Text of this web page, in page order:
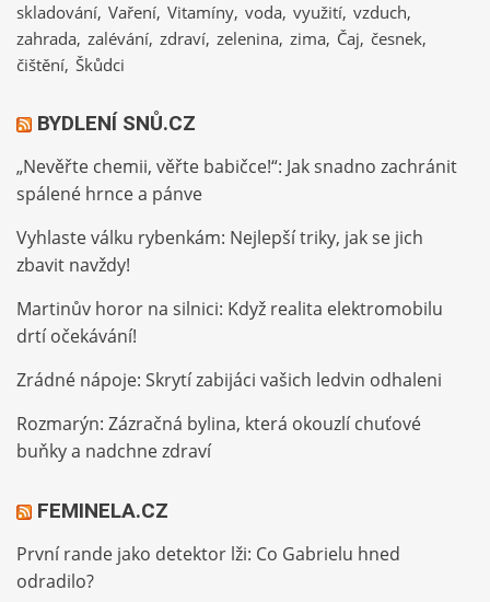
skladování Vaření Vitamíny voda využití vzduch
zahrada zalévání zdraví zelenina zima Čaj česnek
čištění Škůdci
BYDLENÍ SNŮ.CZ
„Nevěřte chemii, věřte babičce!“: Jak snadno zachránit
spálené hrnce a pánve
Vyhlaste válku rybenkám: Nejlepší triky, jak se jich
zbavit navždy!
Martinův horor na silnici: Když realita elektromobilu
drtí očekávání!
Zrádné nápoje: Skrytí zabijáci vašich ledvin odhaleni
Rozmarýn: Zázračná bylina, která okouzlí chuťové
buňky a nadchne zdraví
FEMINELA.CZ
První rande jako detektor lži: Co Gabrielu hned
odradilo?